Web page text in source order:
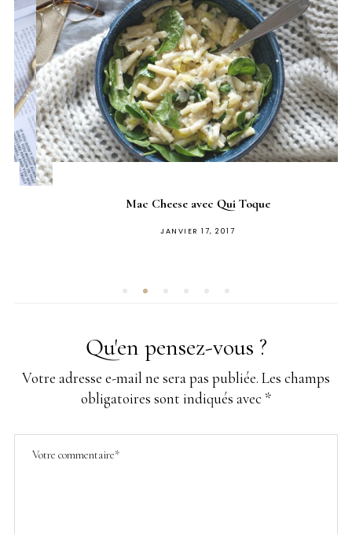
Mac Cheese avec Qui Toque
PUBLIÉ
JANVIER 17, 2017
Qu'en pensez-vous ?
Votre adresse e-mail ne sera pas publiée. Les champs
obligatoires sont indiqués avec *